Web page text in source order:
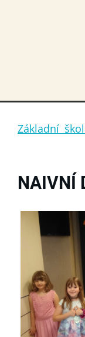
Základní
NAIVNÍ